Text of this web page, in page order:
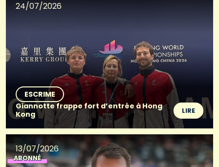
24/07/2026
ESCRIME
Giannotte frappe fort d’entrée à Hong
Kong
LIRE
13/07/2026
ABONNÉ